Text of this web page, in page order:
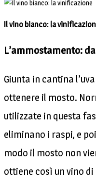
Il vino bianco: la
L’ammostamento:
Giunta in cantina
ottenere il mosto.
utilizzate in questa
eliminano i raspi, e
modo il mosto non
ottiene così un vino